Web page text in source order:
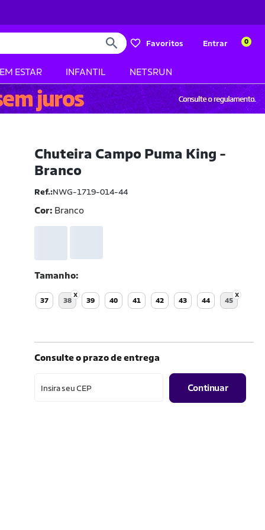
Favoritos Entrar 0
ESTAR INFANTIL NETSRUN
Chuteira Campo Puma King -
Branco
Ref.:NWG-1719-014-44
Cor: Branco
Tamanho
37 38 39 40 41 42 43 44 45
Consulte o prazo de entrega
Insira seu CEP Continuar